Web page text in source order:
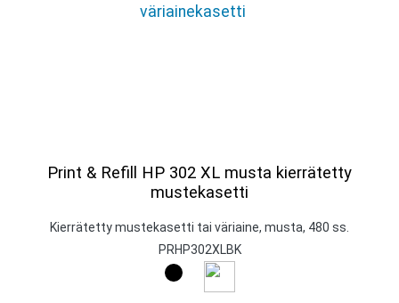
Print & Refill HP 302 XL musta kierrätetty
mustekasetti
Kierrätetty mustekasetti tai väriaine, musta, 480 ss.
PRHP302XLBK